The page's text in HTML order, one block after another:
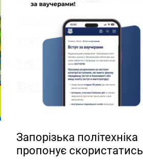
Запорізька політехніка
пропонує скористатись